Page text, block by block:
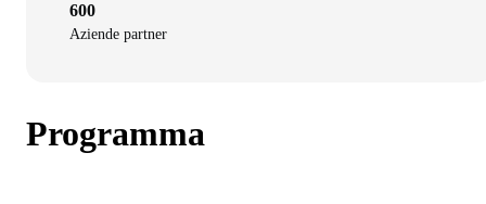
600
Aziende partner
Programma